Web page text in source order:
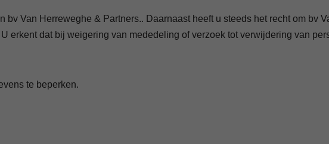
Van Herreweghe & Partners.. Daarnaast heeft u steeds het recht om bv
erkent dat bij weigering van mededeling of verzoek tot verwijdering van
te beperken.